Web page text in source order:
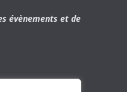
évènements et de